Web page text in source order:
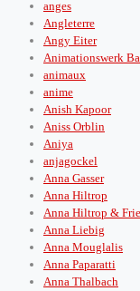
anges
Angleterre
Angy Eiter
Animationswerk
animaux
anime
Anish Kapoor
Aniss Orblin
Aniya
anjagockel
Anna Gasser
Anna Hiltrop
Anna Hiltrop &
Anna Liebig
Anna Mouglalis
Anna Paparatti
Anna Thalbach